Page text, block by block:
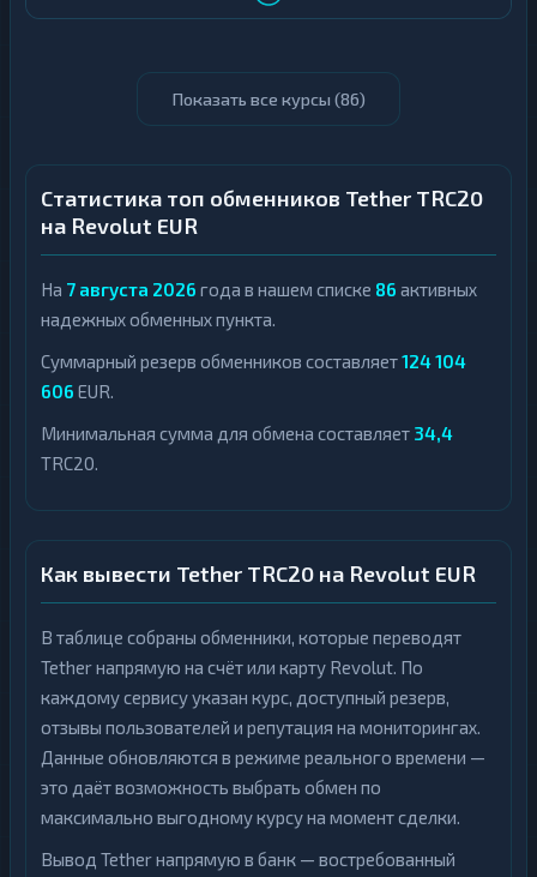
Показать все курсы (86)
Статистика топ обменников Tether TRC20
на Revolut EUR
На 7 августа 2026 года в нашем списке 86 активных
надежных обменных пункта.
Суммарный резерв обменников составляет124 104
606 EUR.
Минимальная сумма для обмена составляет 34,4
TRC20.
Как вывести Tether TRC20 на Revolut EUR
В таблице собраны обменники, которые переводят
Tether напрямую на счёт или карту Revolut. По
каждому сервису указан курс, доступный резерв,
отзывы пользователей и репутация на мониторингах.
Данные обновляются в режиме реального времени —
это даёт возможность выбрать обмен по
максимально выгодному курсу на момент сделки.
Вывод Tether напрямую в банк — востребованный